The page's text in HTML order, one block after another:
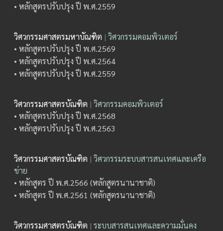
• หลักสูตรปรับปรุง ปี พ.ศ.2559
วิศวกรรมศาสตรมหาบัณฑิต | วิศวกรรมคอมพิวเตอร์
• หลักสูตรปรับปรุง ปี พ.ศ.2569
• หลักสูตรปรับปรุง ปี พ.ศ.2564
• หลักสูตรปรับปรุง ปี พ.ศ.2559
วิศวกรรมศาสตรบัณฑิต | วิศวกรรมคอมพิวเตอร์
• หลักสูตรปรับปรุง ปี พ.ศ.2568
• หลักสูตรปรับปรุง ปี พ.ศ.2563
วิศวกรรมศาสตรบัณฑิต | วิศวกรรมระบบสารสนเทศและเครือ
ข่าย
• หลักสูตร ปี พ.ศ.2566 (หลักสูตรนานาชาติ)
• หลักสูตร ปี พ.ศ.2561 (หลักสูตรนานาชาติ)
วิศวกรรมศาสตรบัณฑิต | ระบบสารสนเทศและความมั่นคง